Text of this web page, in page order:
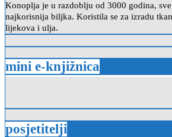
Konoplja je u razdoblju od 3000 godina,
najkorisnija biljka. Koristila se za izradu
lijekova i ulja.
mini e-knjižnica
posjetitelji